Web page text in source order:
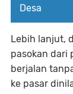
Desa
Lebih lanjut,
pasokan dari
berjalan
ke pasar